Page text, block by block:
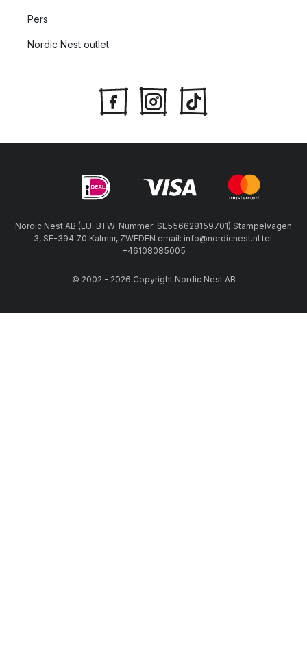
Pers
Nordic Nest outlet
Nordic Nest AB (EU-BTW-Nummer: SE556628159701) Stämpelvägen
3, SE-394 70 Kalmar, ZWEDEN email: info@nordicnest.nl tel.
+46108085005
© 2002 - 2026 Copyright Nordic Nest AB